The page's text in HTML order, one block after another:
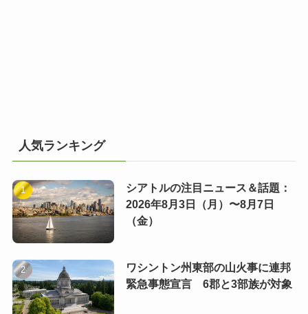
人気ランキング
シアトルの注目ニュース＆話題：
2026年8月3日（月）〜8月7日
（金）
ワシントン州東部の山火事に連邦
緊急事態宣言 6郡と3部族が対象